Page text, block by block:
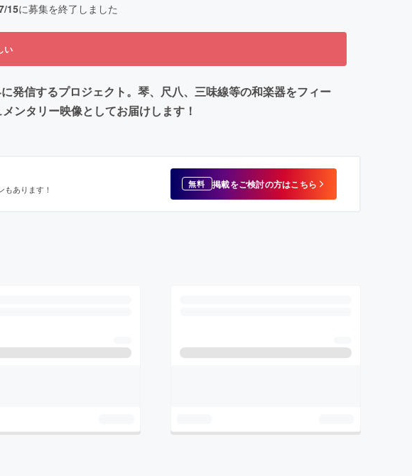
15に募集を終了しました
い
発信するプロジェクト。琴、尺八、三味線等の和楽器をフィー
ンタリー映像としてお届けします！
あります！ 無料 掲載をご検討の方はこちら